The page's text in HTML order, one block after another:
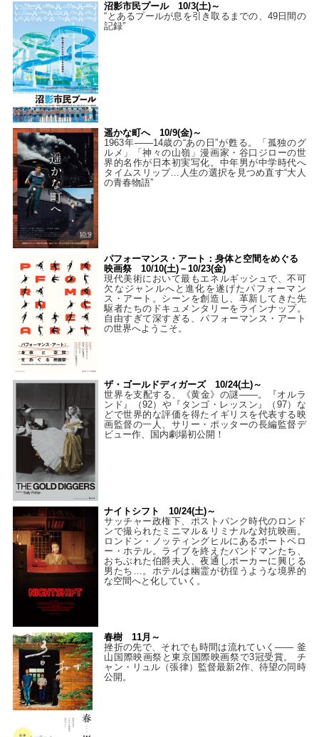
沼影市民プール 10/3(土)～
“とあるプールが息を引き取るまでの、49日間の
記録”
遥かな町へ 10/9(金)～
1963年――14歳の“あの日”が甦る。「孤独のグ
ルメ」「神々の山嶺」漫画家・谷口ジローの世
界的名作が日本初実写化。中年男が中学時代へ
タイムスリップ…人生の選択を見つめ直す“大人
の青春物語”
パフォーマンス・アート：身体と空間をめぐる
映画祭 10/10(土)－10/23(金)
現代美術において最もエネルギッシュで、不可
欠なジャンルへと進化を遂げたパフォーマン
ス・アート。シーンを創造し、革新してきた先
駆者たちのドキュメンタリーをラインナップ。
自由すぎて深すぎる、パフォーマンス・アート
の世界へようこそ。
ザ・ゴールドディガーズ 10/24(土)～
世界を支配する、《黄金》の謎――。『オルラ
ンド』（92）や『タンゴ・レッスン』（97）な
どで世界的な評価を得たイギリスを代表する映
画監督の一人、サリー・ポッターの長編監督デ
ビュー作、国内劇場初公開！
ナイトシフト 10/24(土)～
サッチャー政権下、ポストパンク時代のロンド
ンで撮られたミニマル＆リミナルな対抗映画。
ロンドン・ノッティングヒルにあるポートベロ
ー・ホテル。ライブを終えたバンドマンたち、
おちぶれた伯爵夫人、夜通しポーカーに興じる
男たち…。ホテルは幽霊が彷徨うような境界的
な空間へと化していく。
春樹 11月～
挫折の先で、それでも時間は流れていく—— 釜
山国際映画祭と東京国際映画祭で3冠受賞。 チ
ャン・リュル（張律）監督最新2作、待望の同時
公開。